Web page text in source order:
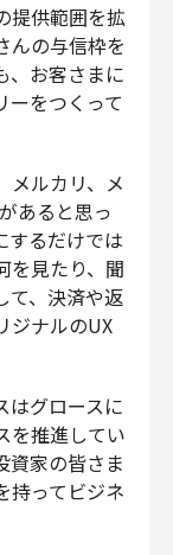
提供範囲を拡
んの与信枠を
、お客さまに
ーをつくって
メルカリ、メ
あると思っ
するだけでは
を見たり、聞
て、決済や返
ジナルのUX
はグロースに
を推進してい
資家の皆さま
持ってビジネ